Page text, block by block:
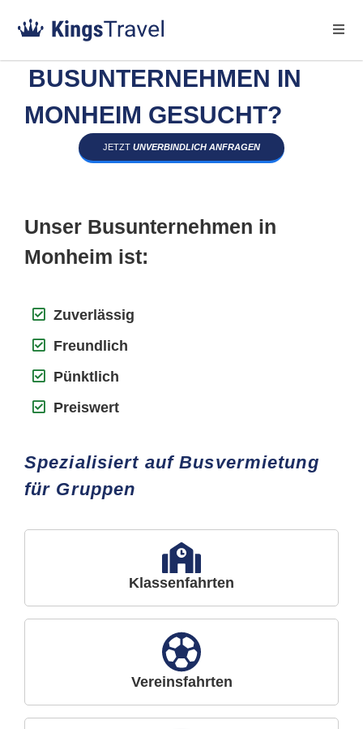
BUSUNTERNEHMEN IN
MONHEIM GESUCHT?
JETZT UNVERBINDLICH ANFRAGEN
Unser Busunternehmen in
Monheim ist:
Zuverlässig
Freundlich
Pünktlich
Preiswert
Spezialisiert auf Busvermietung
für Gruppen
Klassenfahrten
Vereinsfahrten